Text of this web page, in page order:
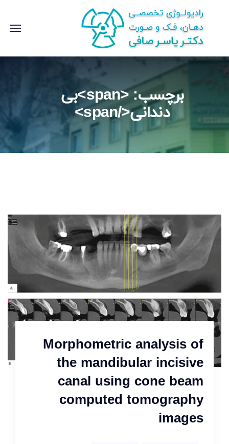
برچسب: <span>بی
دندانی</span>
Morphometric analysis of
the mandibular incisive
canal using cone beam
computed tomography
images